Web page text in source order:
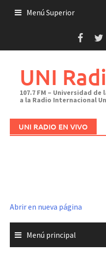
Menú Superior
UNI
107.7 FM – Universidad
a la Radio Internacional
UNI RADIO EN VIVO
Abrir en nueva página
Menú principal